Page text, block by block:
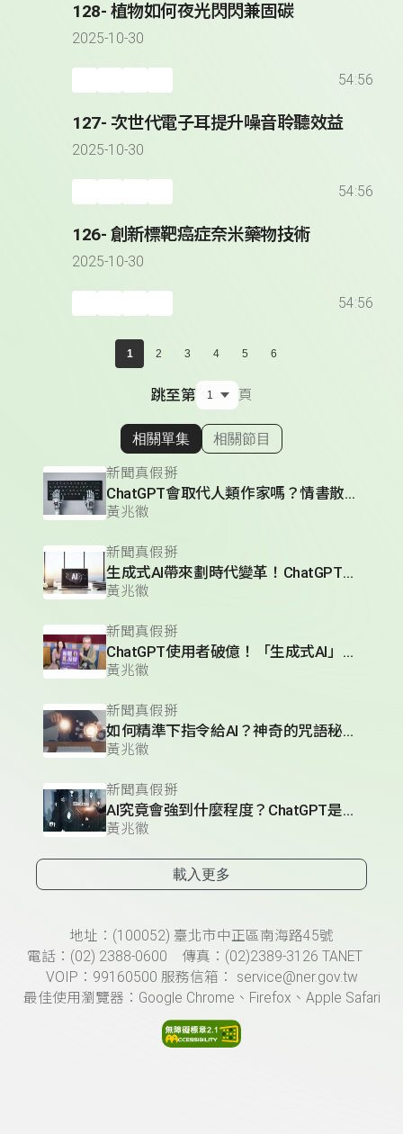
128- 植物如何夜光閃閃兼固碳
2025-10-30
54:56
127- 次世代電子耳提升噪音聆聽效益
2025-10-30
54:56
126- 創新標靶癌症奈米藥物技術
2025-10-30
54:56
1 2 3 4 5 6
跳至第 頁
顯示相關單集
相關單集 相關節目
新聞真假掰
ChatGPT會取代人類作家嗎？情書散文小說翻譯都難不倒它？AI「渣男」讓你不小心還會愛上它？
黃兆徽
新聞真假掰
生成式AI帶來劃時代變革！ChatGPT有哪些技術突破？
黃兆徽
新聞真假掰
ChatGPT使用者破億！「生成式AI」是什麼？人工智慧將帶來人類生活的重大變革！
黃兆徽
新聞真假掰
如何精準下指令給AI？神奇的咒語秘訣大公開
黃兆徽
新聞真假掰
AI究竟會強到什麼程度？ChatGPT是「填鴨式教育」的產物？
黃兆徽
載入更多
頁尾資訊地址：(100052) 臺北市中正區南海路45號
電話：(02) 2388-0600 傳真：(02)2389-3126 TANET
VOIP：99160500 服務信箱： service@ner.gov.tw
最佳使用瀏覽器：Google Chrome、Firefox、Apple Safari